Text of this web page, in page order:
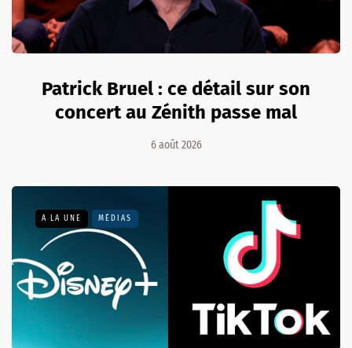
Patrick Bruel : ce détail sur son
concert au Zénith passe mal
6 août 2026
A LA UNE MÉDIAS